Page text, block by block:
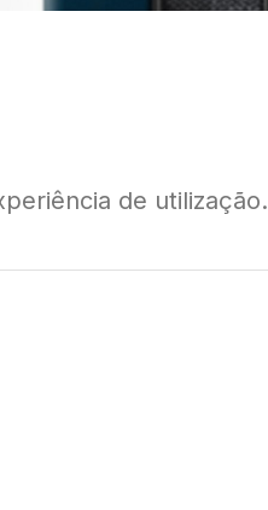
de utilização.